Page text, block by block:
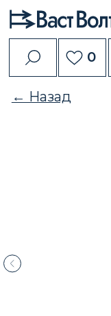
0 0
← Назад